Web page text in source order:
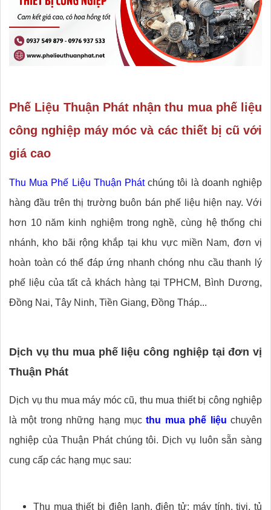
Phế Liệu Thuận Phát nhận thu mua phế liệu
công nghiệp máy móc và các thiết bị cũ với
giá cao
Thu Mua Phế Liệu Thuận Phátchúng tôi là doanh nghiệp
hàng đầu trên thị trường buôn bán phế liệu hiện nay. Với
hơn 10 năm kinh nghiệm trong nghề, cùng hệ thống chi
nhánh, kho bãi rộng khắp tại khu vực miền Nam, đơn vị
hoàn toàn có thể đáp ứng nhanh chóng nhu cầu thanh lý
phế liệu của tất cả khách hàng tại TPHCM, Bình Dương,
Đồng Nai, Tây Ninh, Tiền Giang, Đồng Tháp...
Dịch vụ thu mua phế liệu công nghiệp tại đơn vị
Thuận Phát
Dịch vụ thu mua máy móc cũ, thu mua thiết bị công nghiệp
là một trong những hạng mụcthu mua phế liệu chuyên
nghiệp của Thuận Phát chúng tôi. Dịch vụ luôn sẵn sàng
cung cấp các hạng mục sau:
Thu mua thiết bị điện lạnh, điện tử: máy tính, tivi, tủ